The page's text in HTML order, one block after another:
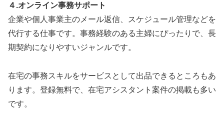
４.オンライン事務サポート
企業や個人事業主のメール返信、スケジュール管理などを
代行する仕事です。事務経験のある主婦にぴったりで、長
期契約になりやすいジャンルです。
在宅の事務スキルをサービスとして出品できるところもあ
ります。登録無料で、在宅アシスタント案件の掲載も多い
です。